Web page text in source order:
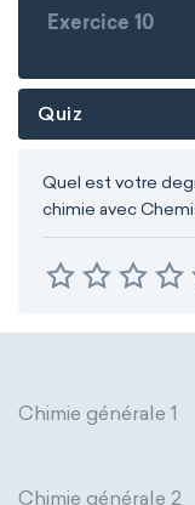
Exercice 10
Quiz
Quel est votre
chimie avec
Chimie générale 1
Chimie générale 2